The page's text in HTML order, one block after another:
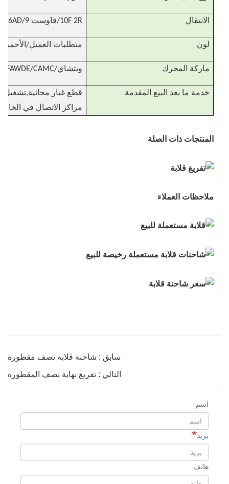
الانتقال 10F 2R/فاوست S16AD/9 سرعات AMT/12JSD200TA-B/16جير
لون متطلبات العميل/الأحمر
ماركة المحرك ويتشاي/FAWDE/CAMC/ساينو تراك/يوشاي/رجل/
خدمة ما بعد البيع المقدمة قطع غيار مجانية,تشغيل
مراكز الاتصال في
المنتجات ذات الصلة
ملاحظات العملاء
سابق : شاحنة قلابة نصف مقطورة
التالي : تفريغ نهاية نصف المقطورة
اسم
بريد
هاتف